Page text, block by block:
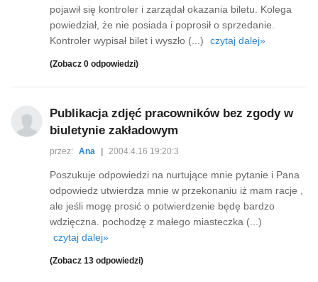
pojawił się kontroler i zarządał okazania biletu. Kolega
powiedział, że nie posiada i poprosił o sprzedanie.
Kontroler wypisał bilet i wyszło (...)
czytaj dalej»
(Zobacz 0 odpowiedzi)
Publikacja zdjęć pracowników bez zgody w
biuletynie zakładowym
przez: Ana 2004.4.16 19:20:3
Poszukuje odpowiedzi na nurtujące mnie pytanie i Pana
odpowiedz utwierdza mnie w przekonaniu iż mam racje ,
ale jeśli mogę prosić o potwierdzenie będę bardzo
wdzięczna. pochodzę z małego miasteczka (...)
czytaj dalej»
(Zobacz 13 odpowiedzi)